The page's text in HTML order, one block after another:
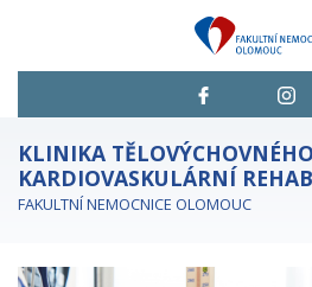
KLINIKA
KARDIOVASKULÁRNÍ
FAKULTNÍ NEMOCNICE OLOMOUC